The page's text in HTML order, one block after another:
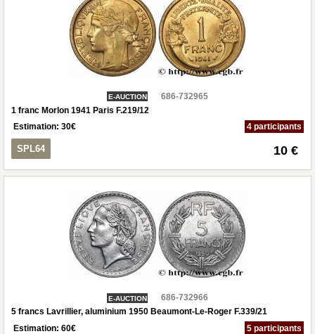
E-AUCTION
686-732965
1 franc Morlon 1941 Paris F.219/12
Estimation: 30€ 4 participants
SPL64 10 €
E-AUCTION
686-732966
5 francs Lavrillier, aluminium 1950 Beaumont-Le-Roger F.339/21
Estimation: 60€ 5 participants